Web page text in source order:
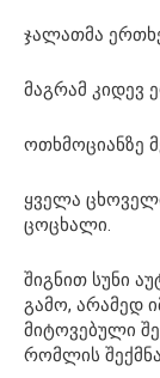
ჯალათმა
მაგრამ კიდევ
ოთხმოციანზე
ყველა
ცოცხალი.
შიგნით სუნი
გამო, არამედ
მიტოვებული
რომლის